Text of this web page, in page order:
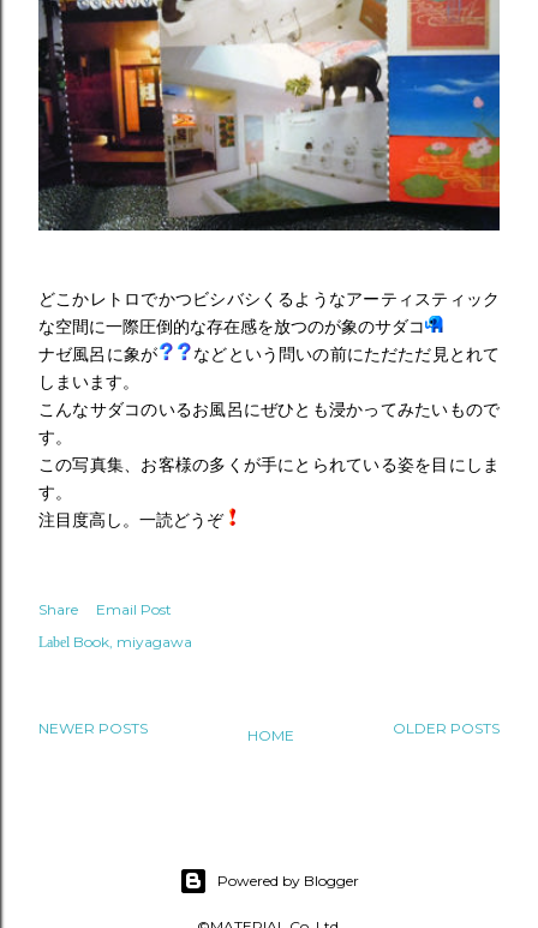
どこかレトロでかつビシバシくるようなアーティスティック
な空間に一際圧倒的な存在感を放つのが象のサダコ
ナゼ風呂に象が
などという問いの前にただただ見とれて
しまいます。
こんなサダコのいるお風呂にぜひとも浸かってみたいもので
す。
この写真集、お客様の多くが手にとられている姿を目にしま
す。
注目度高し。一読どうぞ
Share Email Post
Label Book miyagawa
NEWER POSTS OLDER POSTS
HOME
Powered by Blogger